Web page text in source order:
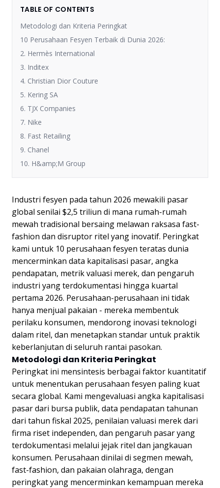
TABLE OF CONTENTS
Metodologi dan Kriteria Peringkat
10 Perusahaan Fesyen Terbaik di Dunia 2026:
2. Hermès International
3. Inditex
4. Christian Dior Couture
5. Kering SA
6. TJX Companies
7. Nike
8. Fast Retailing
9. Chanel
10. H&amp;M Group
Industri fesyen pada tahun 2026 mewakili pasar
global senilai $2,5 triliun di mana rumah-rumah
mewah tradisional bersaing melawan raksasa fast-
fashion dan disruptor ritel yang inovatif. Peringkat
kami untuk 10 perusahaan fesyen teratas dunia
mencerminkan data kapitalisasi pasar, angka
pendapatan, metrik valuasi merek, dan pengaruh
industri yang terdokumentasi hingga kuartal
pertama 2026. Perusahaan-perusahaan ini tidak
hanya menjual pakaian - mereka membentuk
perilaku konsumen, mendorong inovasi teknologi
dalam ritel, dan menetapkan standar untuk praktik
keberlanjutan di seluruh rantai pasokan.
Metodologi dan Kriteria Peringkat
Peringkat ini mensintesis berbagai faktor kuantitatif
untuk menentukan perusahaan fesyen paling kuat
secara global. Kami mengevaluasi angka kapitalisasi
pasar dari bursa publik, data pendapatan tahunan
dari tahun fiskal 2025, penilaian valuasi merek dari
firma riset independen, dan pengaruh pasar yang
terdokumentasi melalui jejak ritel dan jangkauan
konsumen. Perusahaan dinilai di segmen mewah,
fast-fashion, dan pakaian olahraga, dengan
peringkat yang mencerminkan kemampuan mereka